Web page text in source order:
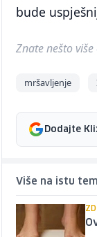
bude
Znate nešto
mršavljenje
Dodajte
Više na istu